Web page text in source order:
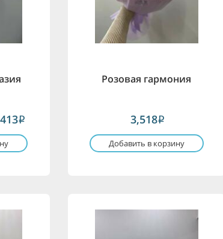
i
Розовая гармония
3,518i
Добавить в корзину